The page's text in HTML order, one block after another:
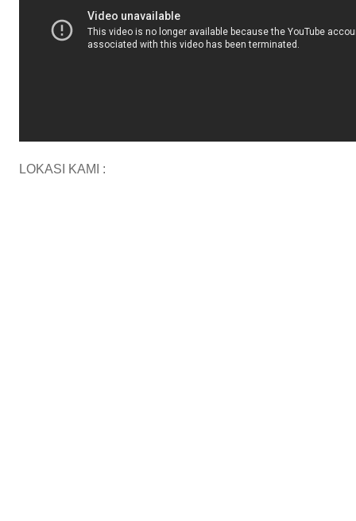
LOKASI KAMI :